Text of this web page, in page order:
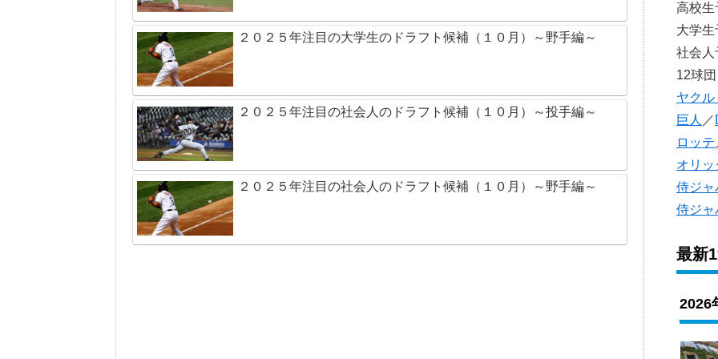
２０２５年注目の大学生のドラフト候補（１０月）～野手編～
２０２５年注目の社会人のドラフト候補（１０月）～投手編～
２０２５年注目の社会人のドラフト候補（１０月）～野手編～
高校
大学
社会
12球団
ヤクル
巨人 ／
ロッテ
オリッ
侍ジャ
侍ジャ
最新
2026